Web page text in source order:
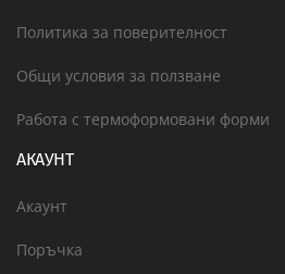
Политика за поверителност
Общи условия за ползване
Работа с термоформовани форми
АКАУНТ
Акаунт
Поръчка